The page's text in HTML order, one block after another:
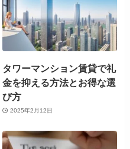
タワーマンション賃貸で礼
金を抑える方法とお得な選
び方
2025年2月12日